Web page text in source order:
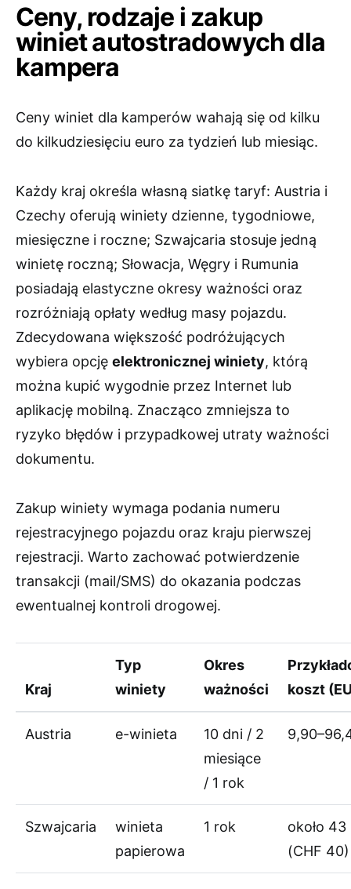
Ceny, rodzaje i zakup
winiet autostradowych dla
kampera
Ceny winiet dla kamperów wahają się od kilku
do kilkudziesięciu euro za tydzień lub miesiąc.
Każdy kraj określa własną siatkę taryf: Austria i
Czechy oferują winiety dzienne, tygodniowe,
miesięczne i roczne; Szwajcaria stosuje jedną
winietę roczną; Słowacja, Węgry i Rumunia
posiadają elastyczne okresy ważności oraz
rozróżniają opłaty według masy pojazdu.
Zdecydowana większość podróżujących
wybiera opcję elektronicznej winiety, którą
można kupić wygodnie przez Internet lub
aplikację mobilną. Znacząco zmniejsza to
ryzyko błędów i przypadkowej utraty ważności
dokumentu.
Zakup winiety wymaga podania numeru
rejestracyjnego pojazdu oraz kraju pierwszej
rejestracji. Warto zachować potwierdzenie
transakcji (mail/SMS) do okazania podczas
ewentualnej kontroli drogowej.
Kraj
Typ
winiety
Okres
ważności
koszt
Austria e-winieta
10 dni / 2
miesiące
/ 1 rok
Szwajcaria
winieta
papierowa
1 rok
około 43
(CHF 40)